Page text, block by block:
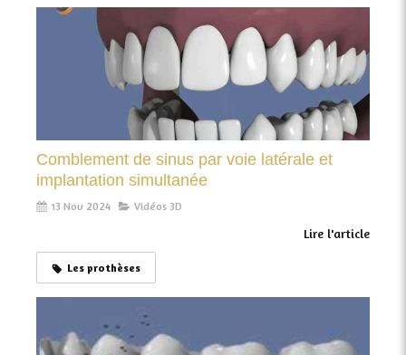
Comblement de sinus par voie latérale et
implantation simultanée
13 Nov 2024 Vidéos 3D
Lire l'article
Les prothèses